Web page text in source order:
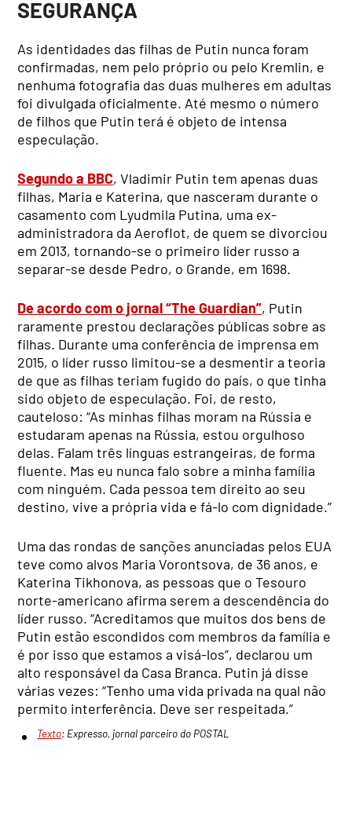
SEGURANÇA
As identidades das filhas de Putin nunca foram
confirmadas, nem pelo próprio ou pelo Kremlin, e
nenhuma fotografia das duas mulheres em adultas
foi divulgada oficialmente. Até mesmo o número
de filhos que Putin terá é objeto de intensa
especulação.
Segundo a BBC, Vladimir Putin tem apenas duas
filhas, Maria e Katerina, que nasceram durante o
casamento com Lyudmila Putina, uma ex-
administradora da Aeroflot, de quem se divorciou
em 2013, tornando-se o primeiro líder russo a
separar-se desde Pedro, o Grande, em 1698.
De acordo com o jornal “The Guardian”, Putin
raramente prestou declarações públicas sobre as
filhas. Durante uma conferência de imprensa em
2015, o líder russo limitou-se a desmentir a teoria
de que as filhas teriam fugido do país, o que tinha
sido objeto de especulação. Foi, de resto,
cauteloso: “As minhas filhas moram na Rússia e
estudaram apenas na Rússia, estou orgulhoso
delas. Falam três línguas estrangeiras, de forma
fluente. Mas eu nunca falo sobre a minha família
com ninguém. Cada pessoa tem direito ao seu
destino, vive a própria vida e fá-lo com dignidade.”
Uma das rondas de sanções anunciadas pelos EUA
teve como alvos Maria Vorontsova, de 36 anos, e
Katerina Tikhonova, as pessoas que o Tesouro
norte-americano afirma serem a descendência do
líder russo. “Acreditamos que muitos dos bens de
Putin estão escondidos com membros da família e
é por isso que estamos a visá-los”, declarou um
alto responsável da Casa Branca. Putin já disse
várias vezes: “Tenho uma vida privada na qual não
permito interferência. Deve ser respeitada.”
Texto: Expresso, jornal parceiro do POSTAL